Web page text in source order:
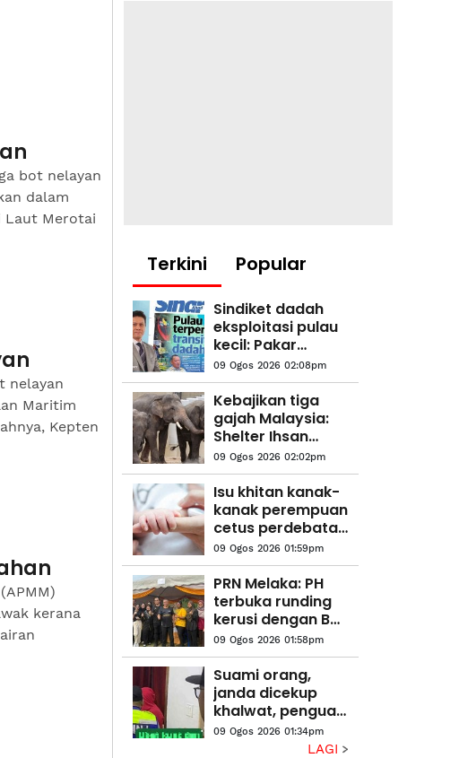
bot nelayan
dalam
Laut Merotai
nelayan
Maritim
Kepten
kerana
Terkini Popular
Sindiket dadah
eksploitasi pulau
kecil: Pakar
kriminologi
cadang 3
tindakan segera
09 Ogos 2026 02:08pm
Kebajikan tiga
gajah Malaysia:
Shelter Ihsan
mahu MPT
kemuka bukti,
benarkan
pemeriksaan
bebas
09 Ogos 2026 02:02pm
Isu khitan kanak-
kanak perempuan
cetus perdebatan
pakar perubatan,
warganet
09 Ogos 2026 01:59pm
PRN Melaka: PH
terbuka runding
kerusi dengan BN,
parti lain - Adly
09 Ogos 2026 01:58pm
Suami orang,
janda dicekup
khalwat, penguat
kuasa temui 'ubat
kuat' dan kondom
09 Ogos 2026 01:34pm
LAGI